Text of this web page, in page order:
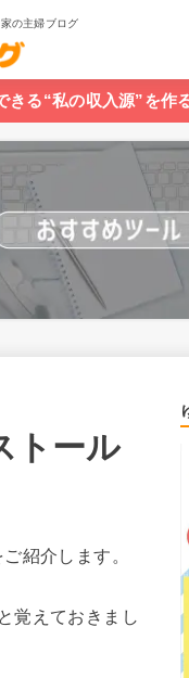
の主婦ブログ
きる“私の収入源”を作
トール
紹介します。
覚えておきまし